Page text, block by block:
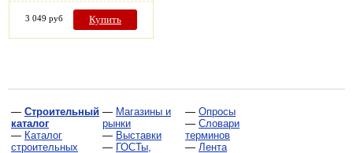
3 049 руб Купить
— Строительный
каталог
— Каталог
строительных
— Магазины и
рынки
— Выставки
— ГОСТы,
— Опросы
— Словари
терминов
— Лента